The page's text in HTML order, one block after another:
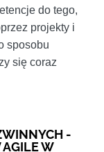
do tego,
projekty i
sposobu
się coraz
-
W